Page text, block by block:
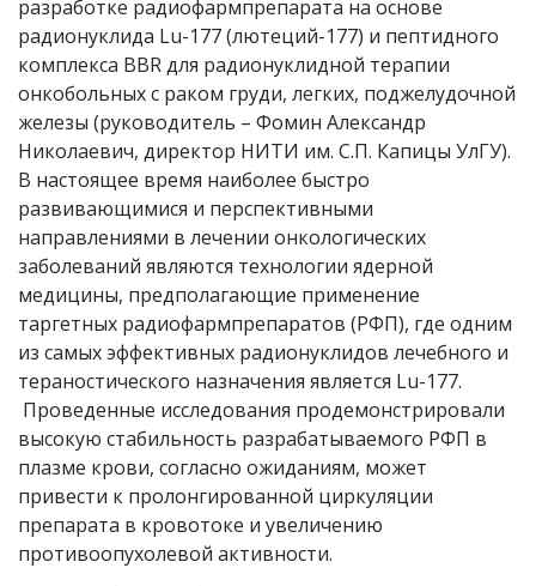
разработке радиофармпрепарата на основе
радионуклида Lu-177 (лютеций-177) и пептидного
комплекса BBR для радионуклидной терапии
онкобольных с раком груди, легких, поджелудочной
железы (руководитель – Фомин Александр
Николаевич, директор НИТИ им. С.П. Капицы УлГУ).
В настоящее время наиболее быстро
развивающимися и перспективными
направлениями в лечении онкологических
заболеваний являются технологии ядерной
медицины, предполагающие применение
таргетных радиофармпрепаратов (РФП), где одним
из самых эффективных радионуклидов лечебного и
тераностического назначения является Lu-177.
Проведенные исследования продемонстрировали
высокую стабильность разрабатываемого РФП в
плазме крови, согласно ожиданиям, может
привести к пролонгированной циркуляции
препарата в кровотоке и увеличению
противоопухолевой активности.